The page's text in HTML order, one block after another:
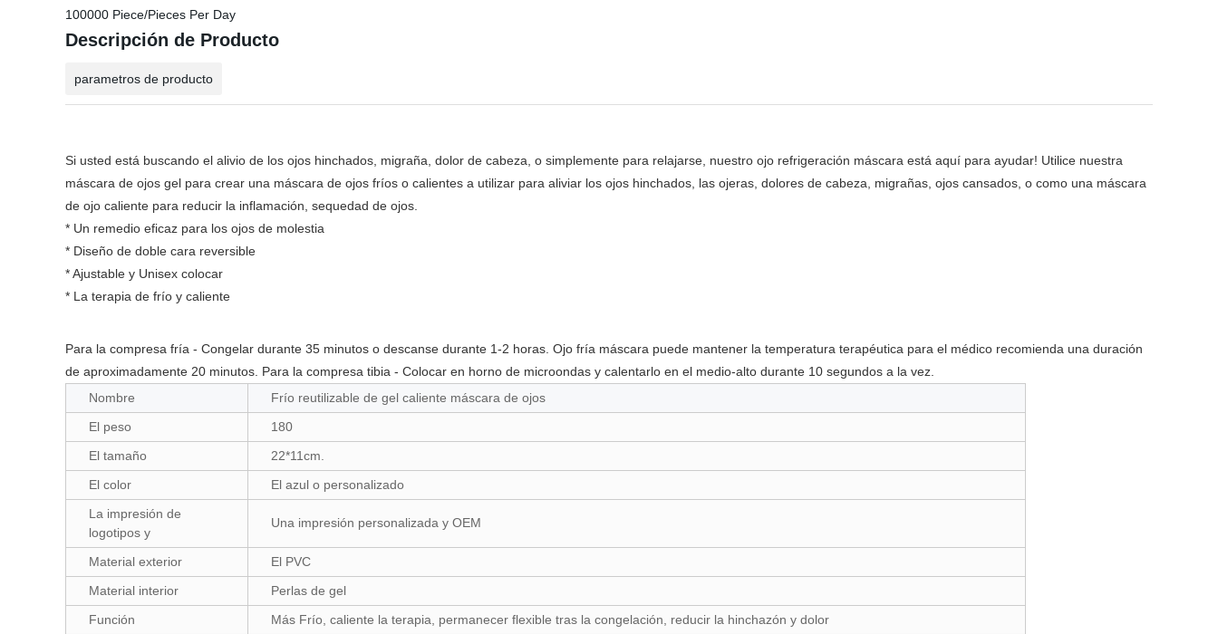
100000 Piece/Pieces Per Day
Descripción de Producto
parametros de producto
Si usted está buscando el alivio de los ojos hinchados, migraña, dolor de cabeza, o simplemente para relajarse, nuestro ojo refrigeración máscara está aquí para ayudar! Utilice nuestra
máscara de ojos gel para crear una máscara de ojos fríos o calientes a utilizar para aliviar los ojos hinchados, las ojeras, dolores de cabeza, migrañas, ojos cansados, o como una máscara
de ojo caliente para reducir la inflamación, sequedad de ojos.
* Un remedio eficaz para los ojos de molestia
* Diseño de doble cara reversible
* Ajustable y Unisex colocar
* La terapia de frío y caliente
Para la compresa fría - Congelar durante 35 minutos o descanse durante 1-2 horas. Ojo fría máscara puede mantener la temperatura terapéutica para el médico recomienda una duración
de aproximadamente 20 minutos. Para la compresa tibia - Colocar en horno de microondas y calentarlo en el medio-alto durante 10 segundos a la vez.
Nombre
Frío reutilizable de gel caliente máscara de ojos
El peso
180
El tamaño
22*11cm.
El color
El azul o personalizado
La impresión de
logotipos y
Una impresión personalizada y OEM
Material exterior
El PVC
Material interior
Perlas de gel
Función
Más Frío, caliente la terapia, permanecer flexible tras la congelación, reducir la hinchazón y dolor